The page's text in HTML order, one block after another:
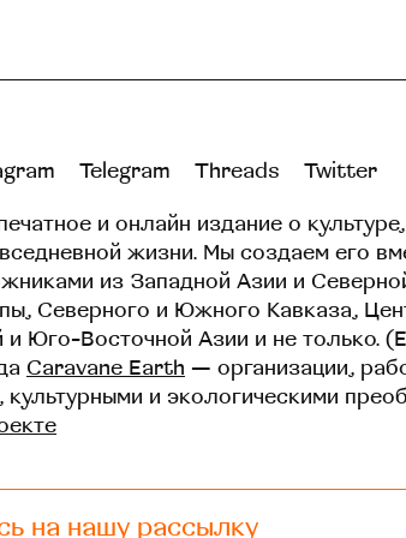
Telegram Threads Twitter
и онлайн издание о
жизни. Мы создаем его
из Западной Азии и
Северного и Южного Кавказа,
и Юго-Восточной Азии и не только.
Caravane Earth — организации,
и экологическими
на нашу рассылку